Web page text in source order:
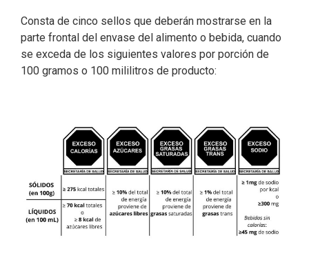
Consta de cinco sellos que deberán mostrarse en la
parte frontal del envase del alimento o bebida, cuando
se exceda de los siguientes valores por porción de
100 gramos o 100 mililitros de producto: